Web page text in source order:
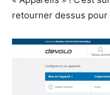
retourner dessus pour